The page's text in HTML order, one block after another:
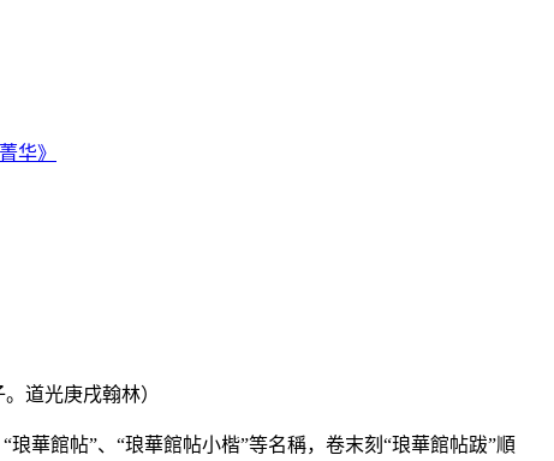
道光庚戌翰林）
華館帖”、“琅華館帖小楷”等名稱，卷末刻“琅華館帖跋”順